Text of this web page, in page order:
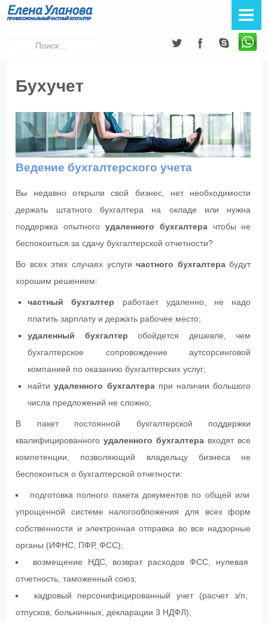
ЕЛЕНА УЛАНОВА
Образование
Схема взаимодействия
УСЛУГИ
Консультации
Обучение
Регистрация фирм
Электронная отчетность
ГАРАНТИИ
КОНТАКТЫ
FAQ
Искать...
Бухучет
Ведение бухгалтерского учета
Вы недавно открыли свой бизнес, нет необходимости
держать штатного бухгалтера на окладе или нужна
поддержка опытного удаленного бухгалтерачтобы не
беспокоиться за сдачу бухгалтерской отчетности?
Во всех этих случаях услугичастного бухгалтерабудут
хорошим решением:
частный бухгалтер работает удаленно, не надо
платить зарплату и держать рабочее место;
удаленный бухгалтер обойдется дешевле, чем
бухгалтерское сопровождение аутсорсинговой
компанией по оказанию бухгалтерских услуг;
найтиудаленного бухгалтерапри наличии большого
числа предложений не сложно;
В пакет постоянной бухгалтерской поддержки
квалифицированногоудаленного бухгалтера входят все
компетенции, позволяющий владельцу бизнеса не
беспокоиться о бухгалтерской отчетности:
подготовка полного пакета документов по общей или
упрощенной системе налогообложения для всех форм
собственности и электронная отправка во все надзорные
органы (ИФНС, ПФР, ФСС);
возмещение НДС, возврат расходов ФСС, нулевая
отчетность, таможенный союз;
кадровый персонифицированный учет (расчет з/п,
отпусков, больничных, декларации 3 НДФЛ);